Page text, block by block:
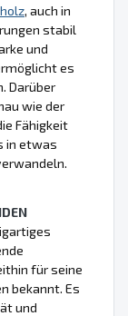
, auch in
stabil
und
es
Darüber
wie der
Fähigkeit
in etwas
für seine
bekannt. Es
und